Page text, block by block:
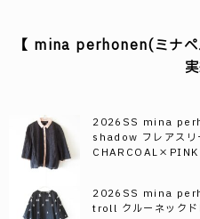
【 mina perhonen(ミナ
2026SS mina
shadow フレアスリ
CHARCOAL×PINK
2026SS mina
troll クルーネック